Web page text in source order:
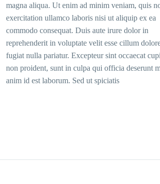
magna aliqua. Ut enim ad minim veniam, quis
exercitation ullamco laboris nisi ut aliquip ex ea
commodo consequat. Duis aute irure dolor in
reprehenderit in voluptate velit esse cillum
fugiat nulla pariatur. Excepteur sint occaecat
non proident, sunt in culpa qui officia deserunt
anim id est laborum. Sed ut spiciatis